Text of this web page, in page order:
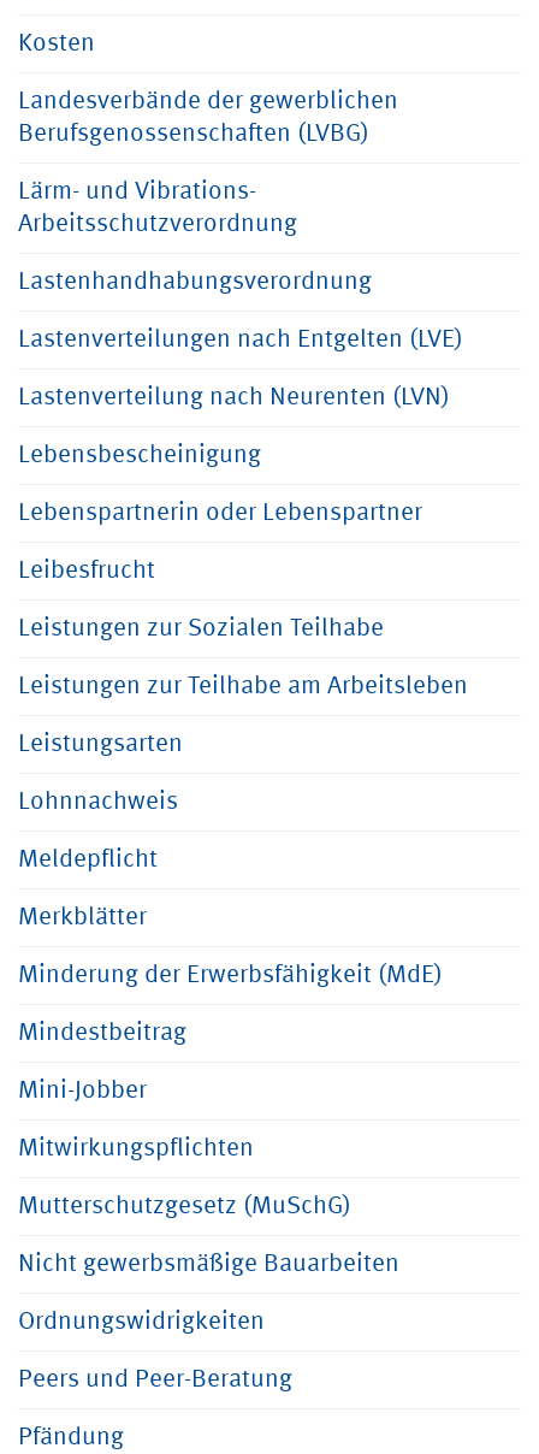
Kosten
Landesverbände der gewerblichen
Berufsgenossenschaften (LVBG)
Lärm- und Vibrations-
Arbeitsschutzverordnung
Lastenhandhabungsverordnung
Lastenverteilungen nach Entgelten (LVE)
Lastenverteilung nach Neurenten (LVN)
Lebensbescheinigung
Lebenspartnerin oder Lebenspartner
Leibesfrucht
Leistungen zur Sozialen Teilhabe
Leistungen zur Teilhabe am Arbeitsleben
Leistungsarten
Lohnnachweis
Meldepflicht
Merkblätter
Minderung der Erwerbsfähigkeit (MdE)
Mindestbeitrag
Mini-Jobber
Mitwirkungspflichten
Mutterschutzgesetz (MuSchG)
Nicht gewerbsmäßige Bauarbeiten
Ordnungswidrigkeiten
Peers und Peer-Beratung
Pfändung